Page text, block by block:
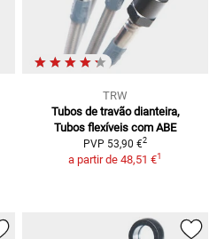
TRW
Tubos de travão dianteira,
Tubos flexíveis com ABE
PVP 53,90 €2
a partir de 48,51 €1